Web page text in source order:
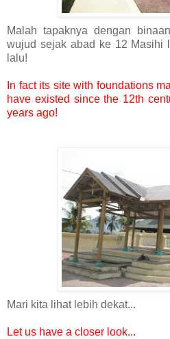
Malah tapaknya dengan
wujud sejak abad ke 12 Masihi
lalu!
In fact its site with foundations
have existed since the 12th
years ago!
Mari kita lihat lebih dekat...
Let us have a closer look...